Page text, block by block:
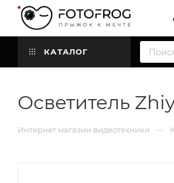
КАТАЛОГ
Осветитель
Интернет магазин видеотехники —